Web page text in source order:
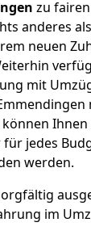
zu
anderes
neuen
mit
jedes
werden.
im